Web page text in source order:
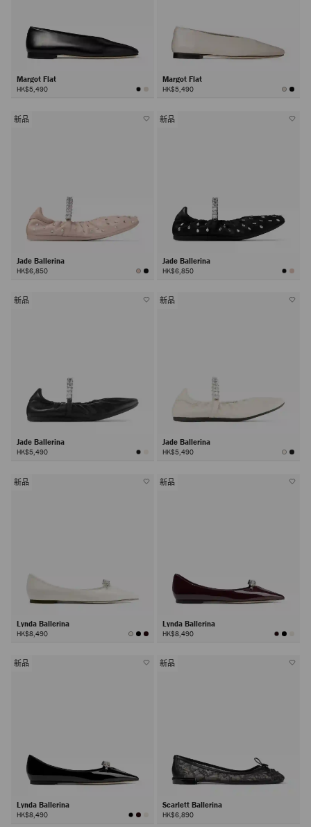
Margot Flat
HK$5,490
Margot Flat
HK$5,490
新品
Jade Ballerina
HK$6,850
新品
Jade Ballerina
HK$6,850
新品
Jade Ballerina
HK$5,490
新品
Jade Ballerina
HK$5,490
新品
Lynda Ballerina
HK$8,490
新品
Lynda Ballerina
HK$8,490
新品
Lynda Ballerina
HK$8,490
新品
Scarlett Ballerina
HK$6,890